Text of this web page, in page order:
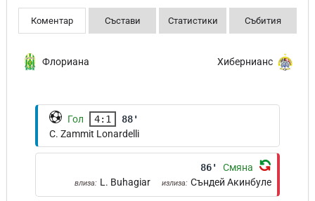
Коментар Състави Статистики Събития
Флориана Хибернианс
Гол 4:1
88'
C. Zammit Lonardelli
86' Смяна
влиза: L. Buhagiar излиза: Съндей Акинбуле